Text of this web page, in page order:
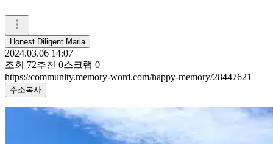
Honest Diligent Maria
2024.03.06 14:07
조회 72추천 0스크랩 0
https://community.memory-word.com/happy-memory/28447621
주소복사